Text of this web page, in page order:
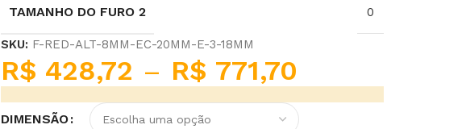
TAMANHO DO FURO 2 0
SKU: F-RED-ALT-8MM-EC-20MM-E-3-18MM
R$ 428,72 – R$ 771,70
DIMENSÃO